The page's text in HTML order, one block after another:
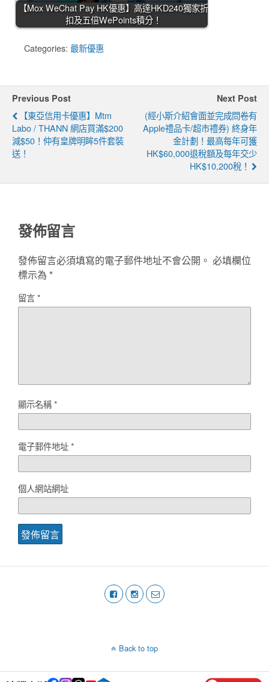
【Mox WeChat Pay HK優惠】高達HKD240獨家折
扣及五倍WePoints積分！
Categories: 最新優惠
Previous Post
【東亞信用卡優惠】mtm
Labo / THANN 網店買滿$200
減$50！仲有皇牌明眸5件套裝
送！
Next Post
(經小斯介紹會面並完成問卷有
Apple禮品卡/超市禮券) 終身年
金計劃！最高每年可獲
HK$60,000退稅額及每年交少
HK$10,200稅！
發佈留言
發佈留言必須填寫的電子郵件地址不會公開。 必填欄位
標示為 *
留言*
顯示名稱*
電子郵件地址*
個人網站網址
Back to top
Mobile